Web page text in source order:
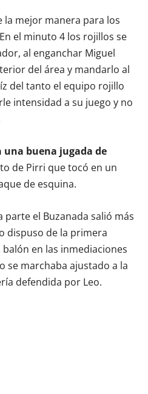
la mejor manera para los
el minuto 4 los rojillos se
al enganchar Miguel
del área y mandarlo al
del tanto el equipo rojillo
intensidad a su juego y no
buena jugada de
de Pirri que tocó en un
de esquina.
parte el Buzanada salió más
dispuso de la primera
en las inmediaciones
se marchaba ajustado a la
defendida por Leo.